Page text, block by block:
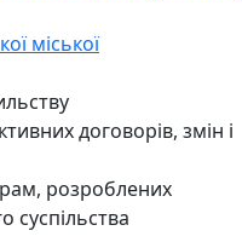
міської
договорів, змін і
розроблених
суспільства